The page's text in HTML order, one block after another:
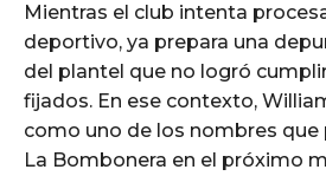
Mientras el club intenta
deportivo, ya prepara una
del plantel que no logró
fijados. En ese contexto,
como uno de los nombres
La Bombonera en el próximo